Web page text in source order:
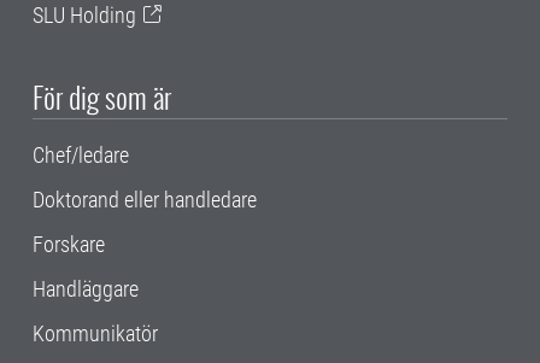
SLU Holding
För dig som är
Chef/ledare
Doktorand eller handledare
Forskare
Handläggare
Kommunikatör